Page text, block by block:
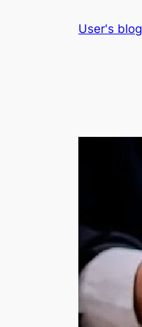
User's blog